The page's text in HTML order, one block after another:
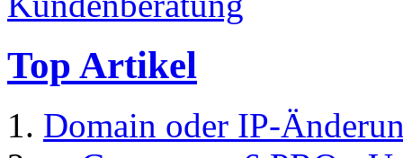
Top Artikel
Domain oder IP-